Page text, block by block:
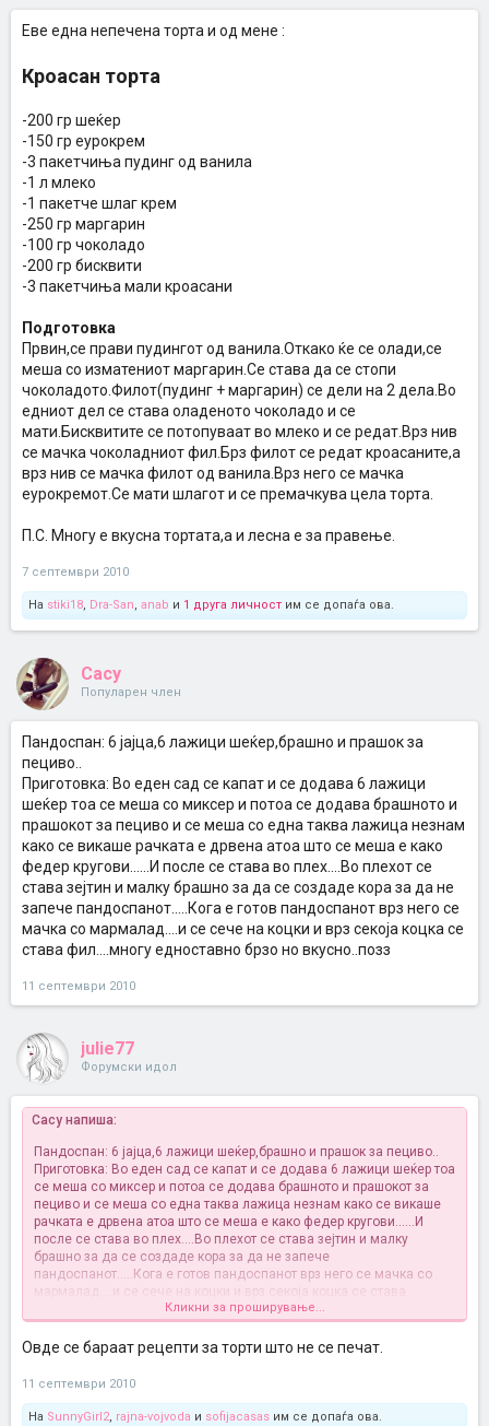
Еве една непечена торта и од мене :
Кроасан торта
-200 гр шеќер
-150 гр еурокрем
-3 пакетчиња пудинг од ванила
-1 л млеко
-1 пакетче шлаг крем
-250 гр маргарин
-100 гр чоколадо
-200 гр бисквити
-3 пакетчиња мали кроасани
Подготовка
Првин,се прави пудингот од ванила.Откако ќе се олади,се
меша со изматениот маргарин.Се става да се стопи
чоколадото.Филот(пудинг + маргарин) се дели на 2 дела.Во
едниот дел се става оладеното чоколадо и се
мати.Бисквитите се потопуваат во млеко и се редат.Врз нив
се мачка чоколадниот фил.Брз филот се редат кроасаните,а
врз нив се мачка филот од ванила.Врз него се мачка
еурокремот.Се мати шлагот и се премачкува цела торта.
П.С. Многу е вкусна тортата,а и лесна е за правење.
7 септември 2010
На stiki18, Dra-San, anab и 1 друга личност им се допаѓа ова.
Cacy
Популарен член
Пандоспан: 6 јајца,6 лажици шеќер,брашно и прашок за
пециво..
Приготовка: Во еден сад се капат и се додава 6 лажици
шеќер тоа се меша со миксер и потоа се додава брашното и
прашокот за пециво и се меша со една таква лажица незнам
како се викаше рачката е дрвена атоа што се меша е како
федер кругови......И после се става во плех....Во плехот се
става зејтин и малку брашно за да се создаде кора за да не
запече пандоспанот.....Кога е готов пандоспанот врз него се
мачка со мармалад....и се сече на коцки и врз секоја коцка се
става фил....многу едноставно брзо но вкусно..позз
11 септември 2010
julie77
Форумски идол
Cacy напиша:
Пандоспан: 6 јајца,6 лажици шеќер,брашно и прашок за пециво..
Приготовка: Во еден сад се капат и се додава 6 лажици шеќер тоа
се меша со миксер и потоа се додава брашното и прашокот за
пециво и се меша со една таква лажица незнам како се викаше
рачката е дрвена атоа што се меша е како федер кругови......И
после се става во плех....Во плехот се става зејтин и малку
брашно за да се создаде кора за да не запече
пандоспанот.....Кога е готов пандоспанот врз него се мачка со
мармалад....и се сече на коцки и врз секоја коцка се става
фил....многу едноставно брзо но вкусно..позз
Кликни за проширување...
Овде се бараат рецепти за торти што не се печат.
11 септември 2010
На SunnyGirl2, rajna-vojvoda и sofijacasas им се допаѓа ова.